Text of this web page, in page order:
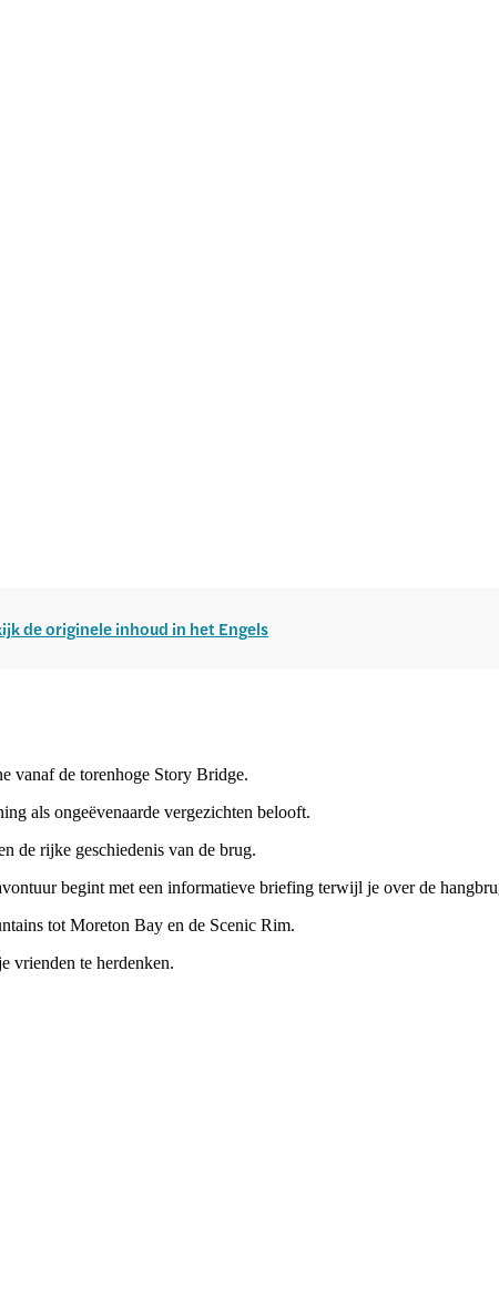
de originele inhoud in het Engels
vanaf de torenhoge Story Bridge.
als ongeëvenaarde vergezichten belooft.
de rijke geschiedenis van de brug.
begint met een informatieve briefing terwijl je over de
tot Moreton Bay en de Scenic Rim.
vrienden te herdenken.